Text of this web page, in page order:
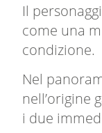
Il
come una
condizione.
Nel
nell’origine
i due